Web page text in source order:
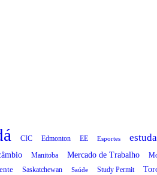
CIC Edmonton EE Esportes
Manitoba Mercado de Trabalho
Saskatchewan Saúde Study Permit